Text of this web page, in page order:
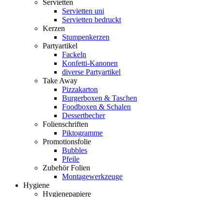
Servietten
Servietten uni
Servietten bedruckt
Kerzen
Stumpenkerzen
Partyartikel
Fackeln
Konfetti-Kanonen
diverse Partyartikel
Take Away
Pizzakarton
Burgerboxen & Taschen
Foodboxen & Schalen
Dessertbecher
Folienschriften
Piktogramme
Promotionsfolie
Bubbles
Pfeile
Zubehör Folien
Montagewerkzeuge
Hygiene
Hygienepapiere